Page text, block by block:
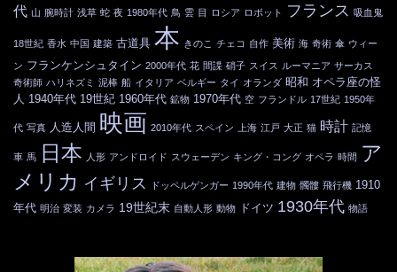
代 山 腕時計 浅草 蛇 夜 1980年代 鳥 雲 目 ロシア ロボット フランス 吸血鬼
18世紀 香水 中国 建築 古道具 本 きのこ チェコ 自作 美術 海 奇術 傘 ウィー
ン フランケンシュタイン 2000年代 花 間諜 硝子 スイス ルーマニア サーカス
奇術師 ハリネズミ 泥棒 船 イタリア ベルギー タイ オランダ 昭和 オペラ座の怪
人 1940年代 19世紀 1960年代 鉱物 1970年代 空 フランドル 17世紀 1950年
代 写真 人造人間 映画 2010年代 スペイン 上海 江戸 大正 猫 時計 記憶
車 馬 日本 人形 アンドロイド スウェーデン キング・コング オペラ 時間 ア
メリカ イギリス ドッペルゲンガー 1990年代 建物 髑髏 飛行機 1910
年代 明治 変装 カメラ 19世紀末 自動人形 動物 ドイツ 1930年代 物語